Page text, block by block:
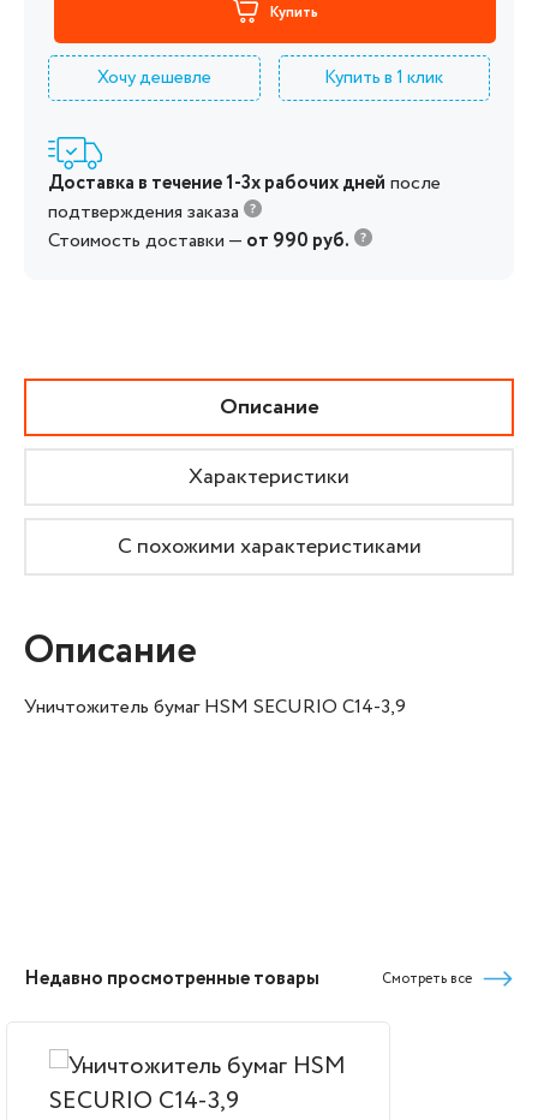
Купить
Хочу дешевле Купить в 1 клик
Доставка в течение 1-3х рабочих дней после
подтверждения заказа
Стоимость доставки — от 990 руб.
Описание
Характеристики
С похожими характеристиками
Описание
Уничтожитель бумаг HSM SECURIO C14-3,9
Недавно просмотренные товары Смотреть все